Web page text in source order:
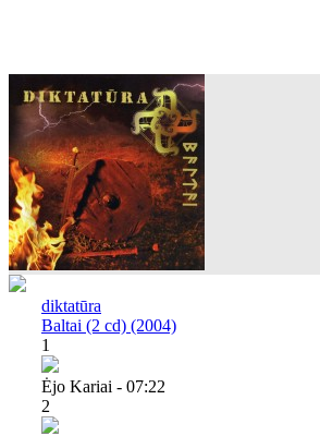
diktatūra
Baltai (2 cd) (2004)
1
Ėjo Kariai - 07:22
2